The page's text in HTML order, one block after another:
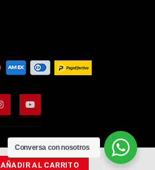
Conversa con nosotros
AÑADIR AL CARRITO